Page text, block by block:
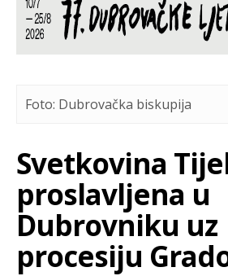
Foto: Dubrovačka biskupija
Svetkovina
proslavljena u
Dubrovniku uz
procesiju